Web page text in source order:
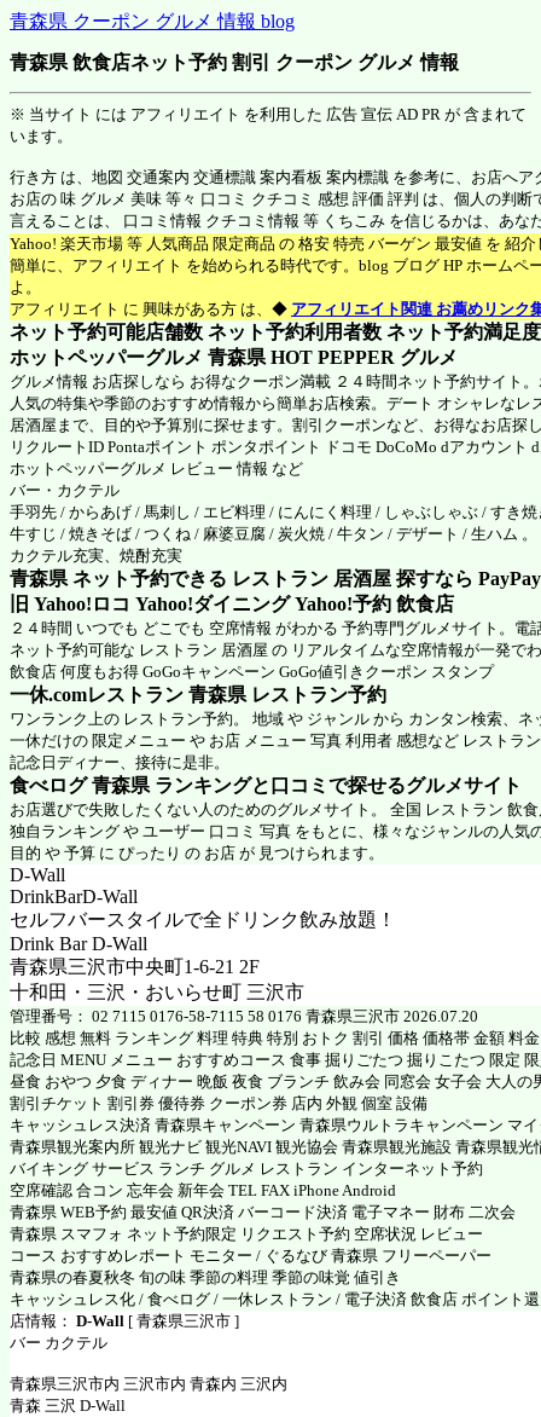
青森県 クーポン グルメ 情報 blog
青森県 飲食店ネット予約 割引 クーポン グルメ 情報
※ 当サイト には アフィリエイト を利用した 広告 宣伝 AD PR が 含まれて
います。
行き方 は、地図 交通案内 交通標識 案内看板 案内標識 を参考に、お店へア
お店の 味 グルメ 美味 等々 口コミ クチコミ 感想 評価 評判 は、個人の判断
言えることは、 口コミ情報 クチコミ情報 等 くちこみ を信じるかは、あな
Yahoo! 楽天市場 等 人気商品 限定商品 の 格安 特売 バーゲン 最安値 を 紹
簡単に、アフィリエイト を始められる時代です。blog ブログ HP ホームペ
よ。
アフィリエイト に 興味がある方 は、◆ アフィリエイト関連 お薦めリンク
ネット予約可能店舗数 ネット予約利用者数 ネット予約満足
ホットペッパーグルメ 青森県 HOT PEPPER グルメ
グルメ情報 お店探しなら お得なクーポン満載 ２４時間ネット予約サイト
人気の特集や季節のおすすめ情報から簡単お店検索。デート オシャレなレ
居酒屋まで、目的や予算別に探せます。割引クーポンなど、お得なお店探
リクルートID Pontaポイント ポンタポイント ドコモ DoCoMo dアカウント
ホットペッパーグルメ レビュー 情報 など
バー・カクテル
手羽先 / からあげ / 馬刺し / エビ料理 / にんにく料理 / しゃぶしゃぶ / すき
牛すじ / 焼きそば / つくね / 麻婆豆腐 / 炭火焼 / 牛タン / デザート / 生ハム 。
カクテル充実、焼酎充実
青森県 ネット予約できる レストラン 居酒屋 探すなら
旧 Yahoo!ロコ Yahoo!ダイニング Yahoo!予約 飲食店
２４時間 いつでも どこでも 空席情報 がわかる 予約専門グルメサイト。電
ネット予約可能な レストラン 居酒屋 の リアルタイムな空席情報が一発で
飲食店 何度もお得 GoGoキャンペーン GoGo値引きクーポン スタンプ
一休.comレストラン 青森県 レストラン予約
ワンランク上の レストラン予約。 地域 や ジャンル から カンタン検索、ネ
一休だけの 限定メニュー や お店 メニュー 写真 利用者 感想など レストラ
記念日ディナー、接待に是非。
食べログ 青森県 ランキングと口コミで探せるグルメサイト
お店選びで失敗したくない人のためのグルメサイト。 全国 レストラン 飲
独自ランキング や ユーザー 口コミ 写真 をもとに、様々なジャンルの人気
目的 や 予算 に ぴったり の お店 が 見つけられます。
D-Wall
DrinkBarD-Wall
セルフバースタイルで全ドリンク飲み放題！
Drink Bar D-Wall
青森県三沢市中央町1-6-21 2F
十和田・三沢・おいらせ町 三沢市
管理番号： 02 7115 0176-58-7115 58 0176 青森県三沢市 2026.07.20
比較 感想 無料 ランキング 料理 特典 特別 おトク 割引 価格 価格帯 金額 料
記念日 MENU メニュー おすすめコース 食事 掘りごたつ 掘りこたつ 限定
昼食 おやつ 夕食 ディナー 晩飯 夜食 ブランチ 飲み会 同窓会 女子会 大人の
割引チケット 割引券 優待券 クーポン券 店内 外観 個室 設備
キャッシュレス決済 青森県キャンペーン 青森県ウルトラキャンペーン マ
青森県観光案内所 観光ナビ 観光NAVI 観光協会 青森県観光施設 青森県観光
バイキング サービス ランチ グルメ レストラン インターネット予約
空席確認 合コン 忘年会 新年会 TEL FAX iPhone Android
青森県 WEB予約 最安値 QR決済 バーコード決済 電子マネー 財布 二次会
青森県 スマフォ ネット予約限定 リクエスト予約 空席状況 レビュー
コース おすすめレポート モニター / ぐるなび 青森県 フリーペーパー
青森県の春夏秋冬 旬の味 季節の料理 季節の味覚 値引き
キャッシュレス化 / 食べログ / 一休レストラン / 電子決済 飲食店 ポイント
店情報： D-Wall [ 青森県三沢市 ]
バー カクテル
青森県三沢市内 三沢市内 青森内 三沢内
青森 三沢 D-Wall